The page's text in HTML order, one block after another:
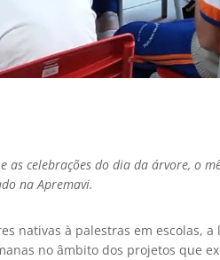
as celebrações do dia da árvore, o
na Apremavi.
nativas à palestras em escolas, a
no âmbito dos projetos que